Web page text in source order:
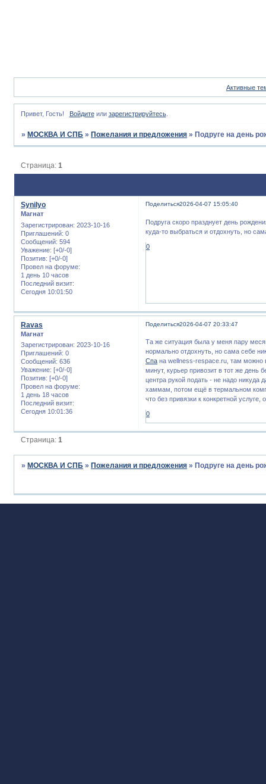
Активные
Привет, Гость! Войдитеили зарегистрируйтесь.
» МОСКВА И СПБ » Пожелания и предложения » Подруге на день
Страница:1
Поделиться2026-04-07 15:05:40
Synilyo
Магнат
Зарегистрирован: 2023-10-16
Приглашений: 0
Сообщений: 594
Уважение: [+0/-0]
Позитив: [+0/-0]
Провел на форуме:
1 день 10 часов
Последний визит:
Сегодня 10:01:50
Подруга скоро празднует день
куда-то выбраться и отдохнуть, но
0
Поделиться2026-04-07 20:33:47
Ravas
Магнат
Зарегистрирован: 2023-10-16
Приглашений: 0
Сообщений: 636
Уважение: [+0/-0]
Позитив: [+0/-0]
Провел на форуме:
1 день 18 часов
Последний визит:
Сегодня 10:01:36
Та же ситуация была у меня пару
нормально отдохнуть, но сама себе
Спа на wellness-respace.ru, там можно
минут, курьер привозит в тот же день
центра рукой подать - не надо никуда
хаммам, потом ещё в термальном
что без привязки к конкретной
0
Страница:1
»МОСКВА И СПБ »Пожелания и предложения »Подруге на день